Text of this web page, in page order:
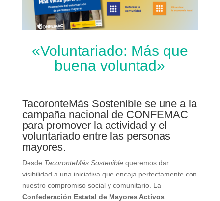
«Voluntariado: Más que
buena voluntad»
TacoronteMás Sostenible se une a la
campaña nacional de CONFEMAC
para promover la actividad y el
voluntariado entre las personas
mayores.
Desde TacoronteMás Sosteniblequeremos dar
visibilidad a una iniciativa que encaja perfectamente con
nuestro compromiso social y comunitario. La
Confederación Estatal de Mayores Activos